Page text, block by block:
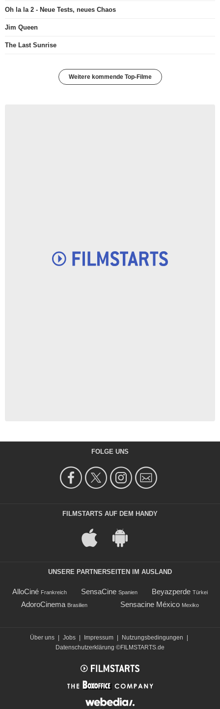
Oh la la 2 - Neue Tests, neues Chaos
Jim Queen
The Last Sunrise
Weitere kommende Top-Filme
FOLGE UNS
FILMSTARTS AUF DEM HANDY
UNSERE PARTNERSEITEN IM AUSLAND
AlloCiné Frankreich SensaCine Spanien Beyazperde Türkei
AdoroCinema Brasilien Sensacine México Mexiko
Über uns Jobs Impressum Nutzungsbedingungen
Datenschutzerklärung ©FILMSTARTS.de